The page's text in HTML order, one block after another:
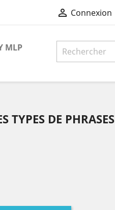
 Connexion
MLP
TYPES DE PHRASES